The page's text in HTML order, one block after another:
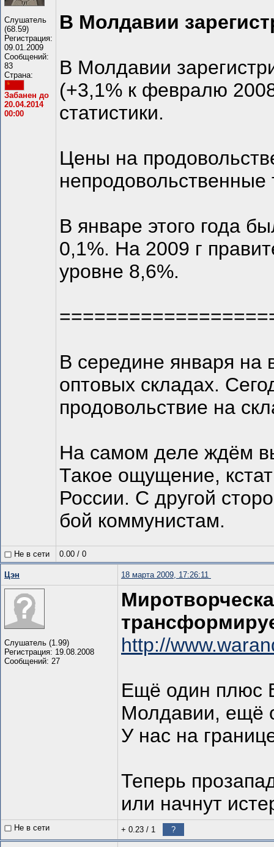
Слушатель
(68.59)
Регистрация:
09.01.2009
Сообщений:
83
Страна:
Забанен до
20.04.2014
00:00
В Молдавии
В Молдавии
(+3,1% к февралю
статистики.
Цены на
В январе этого года
0,1%. На 2009 г
уровне 8,6%.
В середине января на
оптовых складах.
продовольствие на
На самом деле ждём
Такое ощущение,
России. С другой
бой коммунистам.
Не в сети 0.00 / 0
Цэн 18 марта 2009, 17:26:11
Слушатель (1.99)
Регистрация: 19.08.2008
Сообщений: 27
http://
Ещё один плюс
Молдавии, ещё
У нас на
Теперь
или начнут
Не в сети + 0.23 / 1 ?